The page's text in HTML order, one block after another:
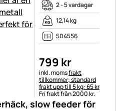
slow feeder för
2 - 5 vardagar
12,14 kg
504556
799 kr
Skatteinformation:
inkl. momsfrakt
tillkommer; standard
frakt upp till 5 kg: 65 kr
Fri frakt från 2000 kr.